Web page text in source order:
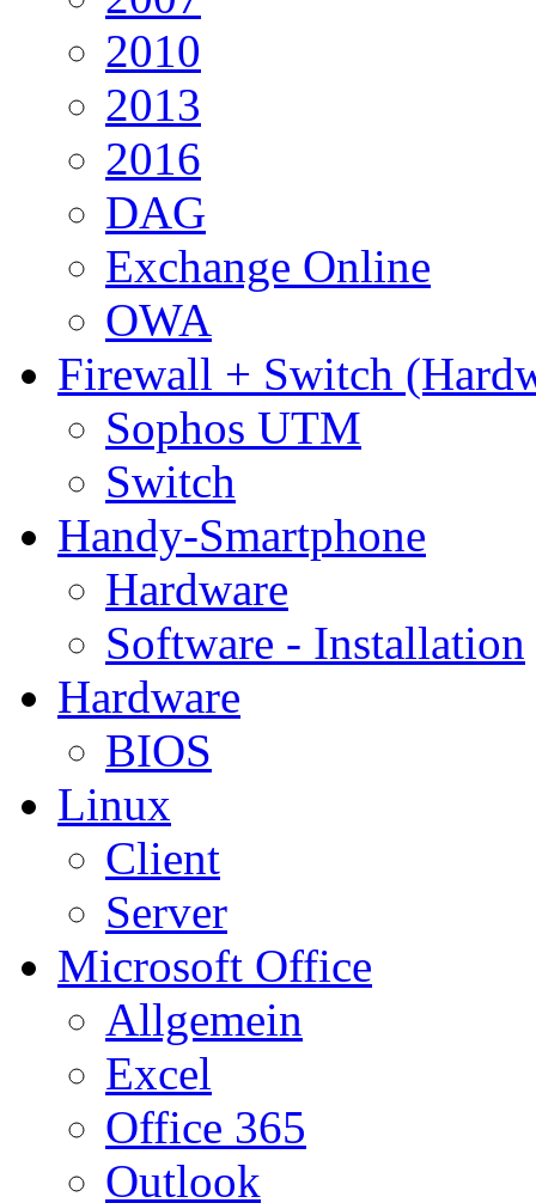
2010
2013
2016
DAG
Exchange Online
OWA
Firewall + Switch
Sophos UTM
Switch
Handy-Smartphone
Hardware
Software - Installation
Hardware
BIOS
Linux
Client
Server
Microsoft Office
Allgemein
Excel
Office 365
Outlook